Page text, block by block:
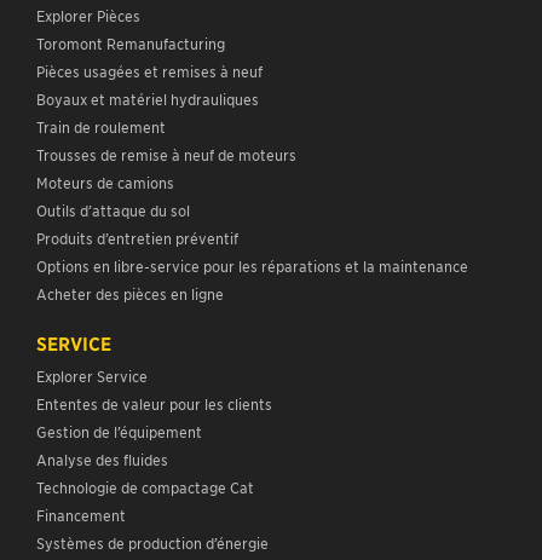
Explorer Pièces
Toromont Remanufacturing
Pièces usagées et remises à neuf
Boyaux et matériel hydrauliques
Train de roulement
Trousses de remise à neuf de moteurs
Moteurs de camions
Outils d’attaque du sol
Produits d’entretien préventif
Options en libre-service pour les réparations et la maintenance
Acheter des pièces en ligne
SERVICE
Explorer Service
Ententes de valeur pour les clients
Gestion de l’équipement
Analyse des fluides
Technologie de compactage Cat
Financement
Systèmes de production d’énergie